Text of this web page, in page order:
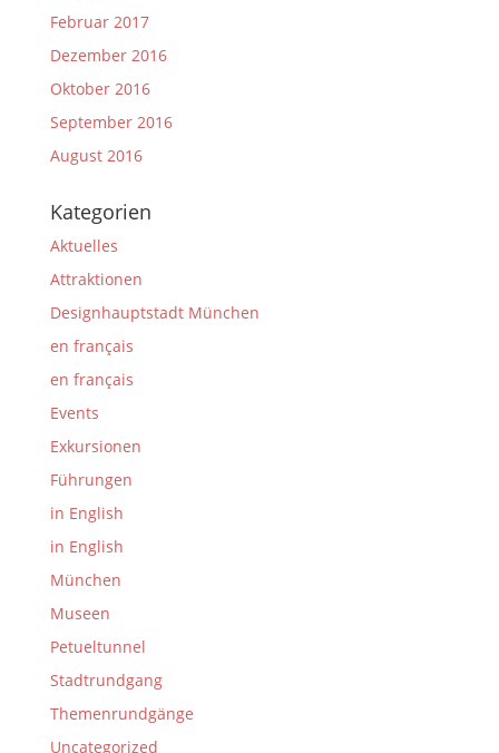
Februar 2017
Dezember 2016
Oktober 2016
September 2016
August 2016
Kategorien
Aktuelles
Attraktionen
Designhauptstadt München
en français
en français
Events
Exkursionen
Führungen
in English
in English
München
Museen
Petueltunnel
Stadtrundgang
Themenrundgänge
Uncategorized